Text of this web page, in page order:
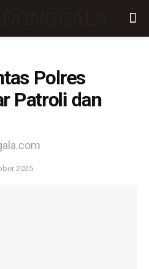
Polres
Patroli dan
2025